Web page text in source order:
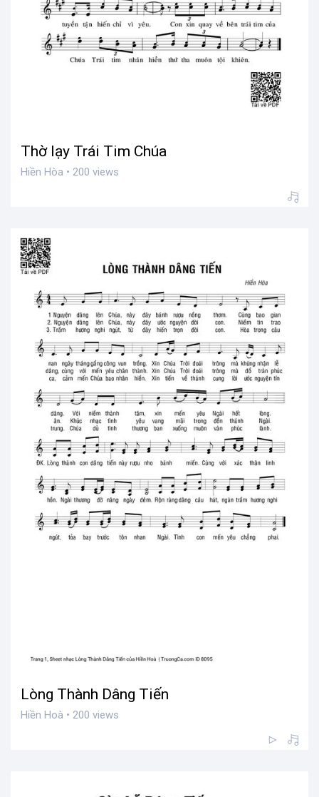
Thờ lạy Trái Tim Chúa
Hiền Hòa • 200 views
Lòng Thành Dâng Tiến
Hiền Hoà • 200 views